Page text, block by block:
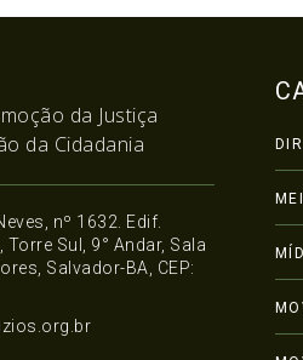
da Justiça
da Cidadania
nº 1632. Edif.
Torre Sul, 9° Andar, Sala
Salvador-BA, CEP: